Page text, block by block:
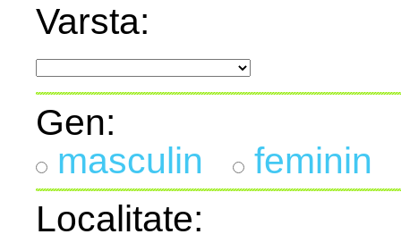
Varsta:
Gen:
masculin
feminin
Localitate: